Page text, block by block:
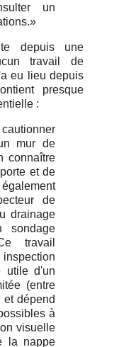
un
depuis une
travail de
eu lieu depuis
presque
:
mur de
connaître
et de
de
drainage
sondage
travail
utile d'un
(entre
dépend
à
visuelle
la nappe